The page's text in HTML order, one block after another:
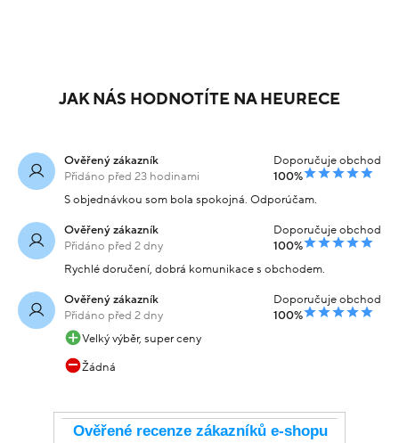
JAK NÁS HODNOTÍTE NA HEURECE
Ověřený zákazník
Přidáno před 23 hodinami
Doporučuje obchod
100%
S objednávkou som bola spokojná. Odporúčam.
Ověřený zákazník
Přidáno před 2 dny
Doporučuje obchod
100%
Rychlé doručení, dobrá komunikace s obchodem.
Ověřený zákazník
Přidáno před 2 dny
Doporučuje obchod
100%
Velký výběr, super ceny
Žádná